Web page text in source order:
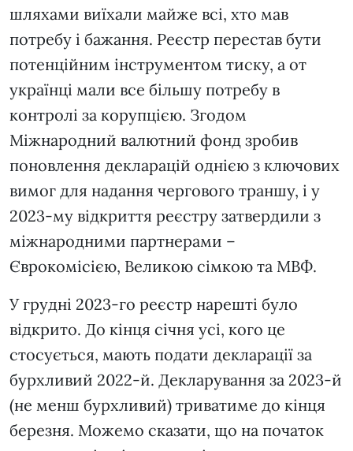
шляхами виїхали майже всі, хто мав
потребу і бажання. Реєстр перестав бути
потенційним інструментом тиску, а от
українці мали все більшу потребу в
контролі за корупцією. Згодом
Міжнародний валютний фонд зробив
поновлення декларацій однією з ключових
вимог для надання чергового траншу, і у
2023-му відкриття реєстру затвердили з
міжнародними партнерами –
Єврокомісією, Великою сімкою та МВФ.
У грудні 2023-го реєстр нарешті було
відкрито. До кінця січня усі, кого це
стосується, мають подати декларації за
бурхливий 2022-й. Декларування за 2023-й
(не менш бурхливий) триватиме до кінця
березня. Можемо сказати, що на початок